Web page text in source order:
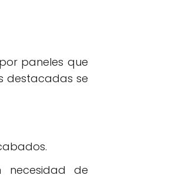
paneles que
destacadas se
necesidad de